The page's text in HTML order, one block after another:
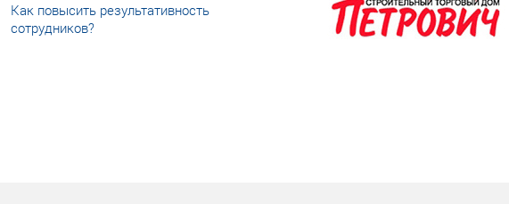
Как повысить результативность
сотрудников?